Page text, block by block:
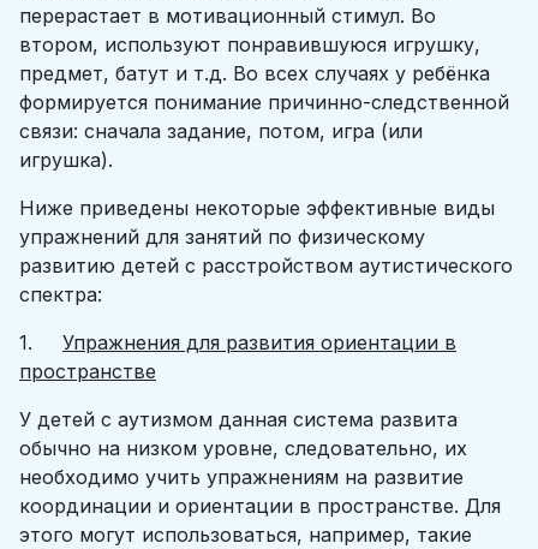
перерастает в мотивационный стимул. Во
втором, используют понравившуюся игрушку,
предмет, батут и т.д. Во всех случаях у ребёнка
формируется понимание причинно-следственной
связи: сначала задание, потом, игра (или
игрушка).
Ниже приведены некоторые эффективные виды
упражнений для занятий по физическому
развитию детей с расстройством аутистического
спектра:
1. Упражнения для развития ориентации в
пространстве
У детей с аутизмом данная система развита
обычно на низком уровне, следовательно, их
необходимо учить упражнениям на развитие
координации и ориентации в пространстве. Для
этого могут использоваться, например, такие